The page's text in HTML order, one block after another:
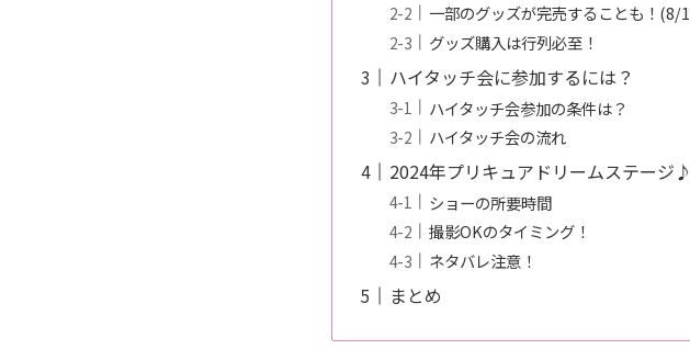
一部のグッズが完売することも！(8/
グッズ購入は行列必至！
ハイタッチ会に参加するには？
ハイタッチ会参加の条件は？
ハイタッチ会の流れ
2024年プリキュアドリームステージ
ショーの所要時間
撮影OKのタイミング！
ネタバレ注意！
まとめ